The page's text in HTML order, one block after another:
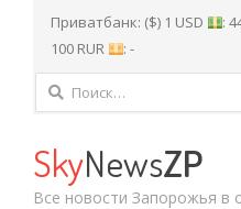
Приватбанк: ($) 1 USD :
100 RUR
: -
Найти:
SkyNewsZP
Все новости Запорожья в